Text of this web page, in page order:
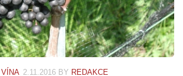
2.11.2016 BY REDAKCE